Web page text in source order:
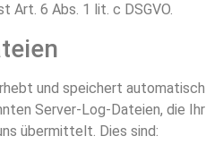
Art. 6 Abs. 1 lit. c DSGVO.
und speichert automatisch
Server-Log-Dateien, die Ihr
übermittelt. Dies sind: